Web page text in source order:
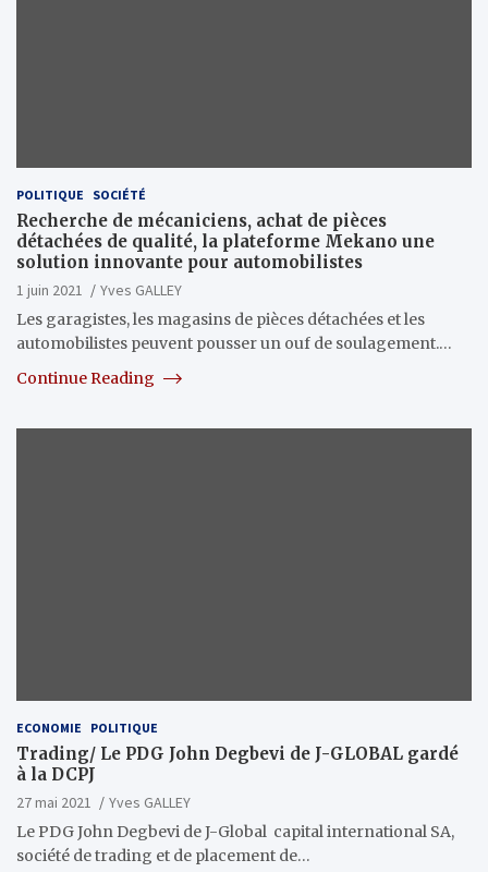
POLITIQUE SOCIÉTÉ
Recherche de mécaniciens, achat de pièces
détachées de qualité, la plateforme Mekano une
solution innovante pour automobilistes
1 juin 2021
Yves GALLEY
Les garagistes, les magasins de pièces détachées et les
automobilistes peuvent pousser un ouf de soulagement.…
Continue Reading
ECONOMIE POLITIQUE
Trading/ Le PDG John Degbevi de J-GLOBAL gardé
à la DCPJ
27 mai 2021
Yves GALLEY
Le PDG John Degbevi de J-Global capital international SA,
société de trading et de placement de…